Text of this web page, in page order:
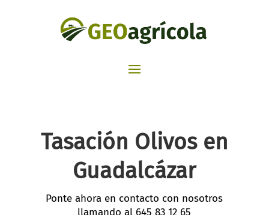
Tasación Olivos en
Guadalcázar
Ponte ahora en contacto con nosotros
llamando al 645 83 12 65